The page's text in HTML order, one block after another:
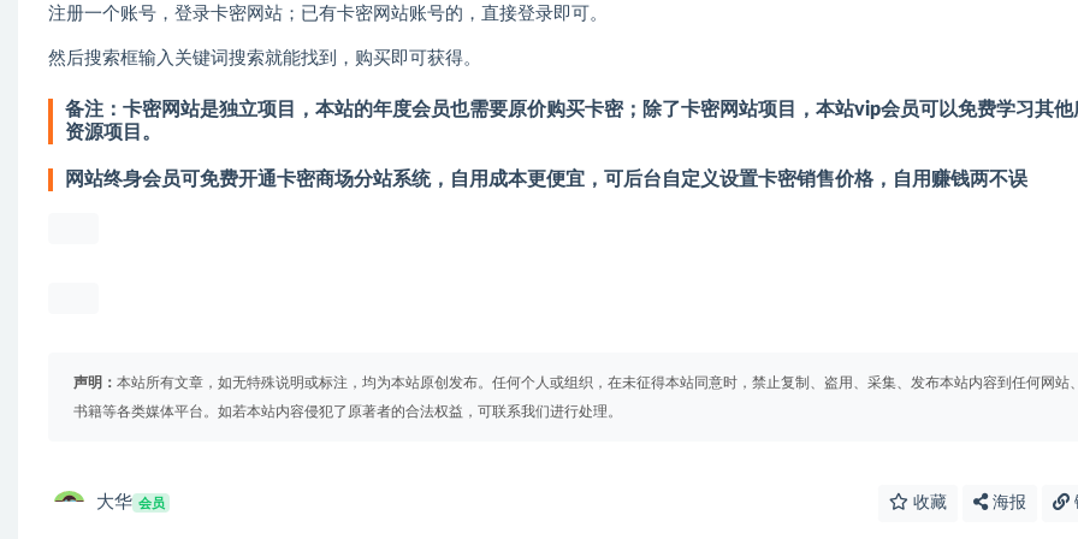
注册一个账号，登录卡密网站；已有卡密网站账号的，直接登录即可。
然后搜索框输入关键词搜索就能找到，购买即可获得。
备注：卡密网站是独立项目，本站的年度会员也需要原价购买卡密；除了卡密网站项目，本站vip会员可以免费学习其他
资源项目。
网站终身会员可免费开通卡密商场分站系统，自用成本更便宜，可后台自定义设置卡密销售价格，自用赚钱两不误
声明： 本站所有文章，如无特殊说明或标注，均为本站原创发布。任何个人或组织，在未征得本站同意时，禁止复制、盗用、采集、发布本站内容到任何网站、
书籍等各类媒体平台。如若本站内容侵犯了原著者的合法权益，可联系我们进行处理。
大华 会员 收藏 海报